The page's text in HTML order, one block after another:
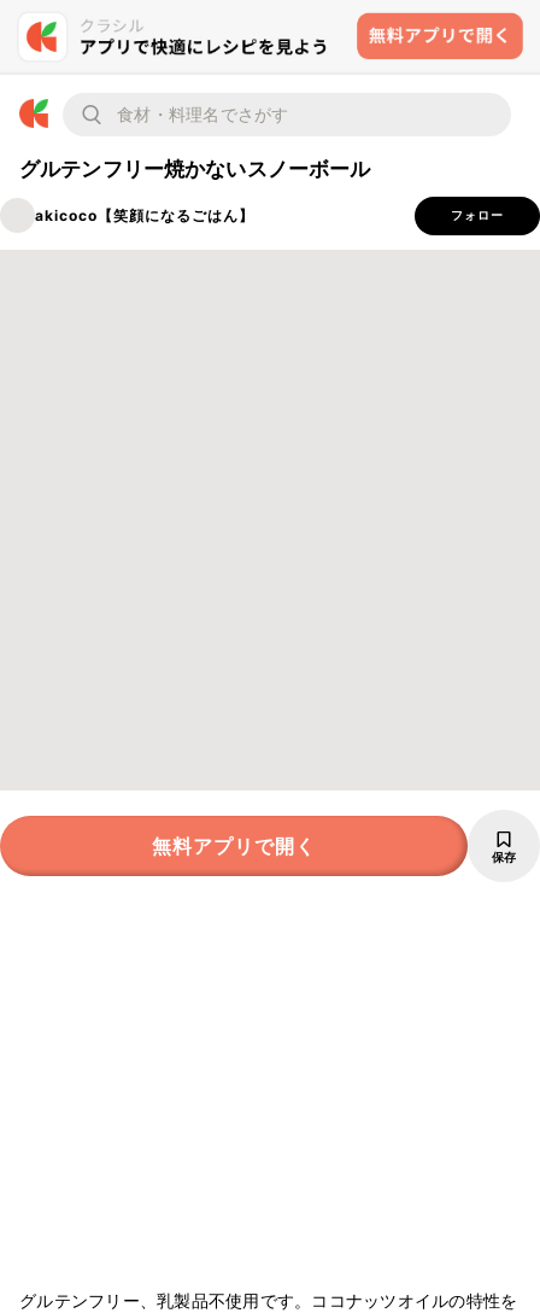
グルテンフリー焼かないスノーボール
akicoco【笑顔になるごはん】 フォロー
無料アプリで開く 保存
グルテンフリー、乳製品不使用です。ココナッツオイルの特性を